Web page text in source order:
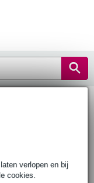
verlopen en bij
cookies.
zijn? Hier vind je
Staat er niet
om ons